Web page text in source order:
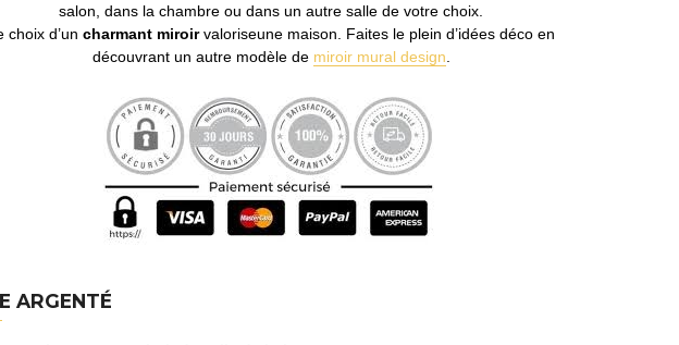
salon, dans la chambre ou dans un autre salle de votre choix.
choix d’uncharmant miroirvaloriseune maison. Faites le plein d’idées déco en
découvrant un autre modèle de miroir mural design
ARGENTÉ